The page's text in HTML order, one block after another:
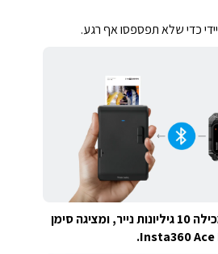
כדי שלא תפספסו אף רגע.
מחסנית נייר צילום מכילה 10 גיליונות נייר, ומציגה סימן